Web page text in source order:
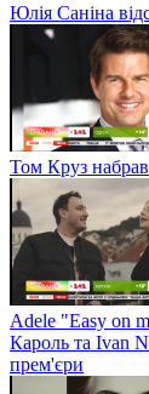
Юлія Саніна
Том Круз набрав
Adele "Easy on
Кароль та Ivan
прем'єри